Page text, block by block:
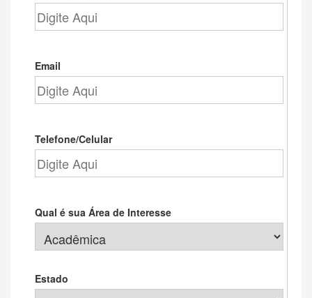
Email
Telefone/Celular
Qual é sua Área de Interesse
Estado